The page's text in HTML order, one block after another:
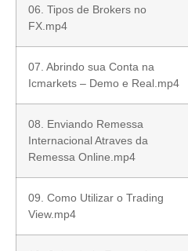
06. Tipos de Brokers no
FX.mp4
07. Abrindo sua Conta na
Icmarkets – Demo e Real.mp4
08. Enviando Remessa
Internacional Atraves da
Remessa Online.mp4
09. Como Utilizar o Trading
View.mp4